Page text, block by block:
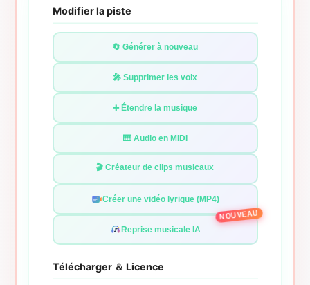
Modifier la piste
🔄 Générer à nouveau
🎤 Supprimer les voix
➕ Étendre la musique
🎹 Audio en MIDI
🎬 Créateur de clips musicaux
Créer une vidéo lyrique (MP4)
Reprise musicale IA
NOUVEAU
Télécharger ＆ Licence